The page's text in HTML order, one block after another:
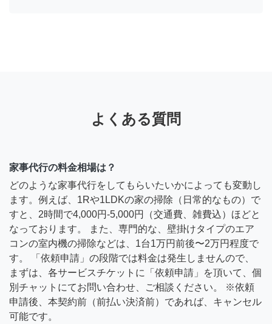
よくある質問
家事代行の料金相場は？
どのような家事代行をしてもらいたいかによっても変動し
ます。例えば、1Rや1LDKの家の掃除（日常的なもの）で
すと、2時間で4,000円-5,000円（交通費、雑費込）ほどと
なっております。 また、専門的な、壁掛けタイプのエア
コンの室内機の掃除などは、1台1万円前後〜2万円程度で
す。 「依頼申請」の段階では料金は発生しませんので、
まずは、各サービスチケットに「依頼申請」を頂いて、個
別チャットにてお問い合わせ、ご相談ください。 ※依頼
申請後、本契約前（前払い決済前）であれば、キャンセル
可能です。